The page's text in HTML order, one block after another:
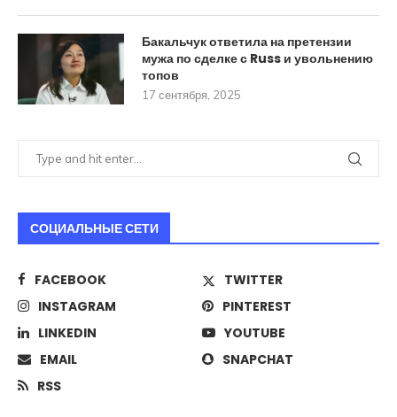
Бакальчук ответила на претензии
мужа по сделке с Russ и увольнению
топов
17 сентября, 2025
СОЦИАЛЬНЫЕ СЕТИ
FACEBOOK
TWITTER
INSTAGRAM
PINTEREST
LINKEDIN
YOUTUBE
EMAIL
SNAPCHAT
RSS